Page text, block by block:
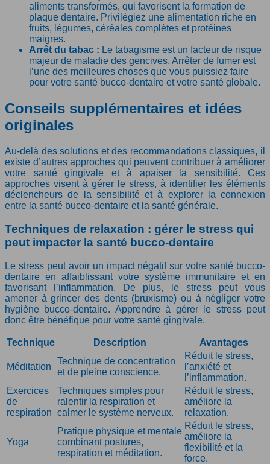
aliments transformés, qui favorisent la formation de
plaque dentaire. Privilégiez une alimentation riche en
fruits, légumes, céréales complètes et protéines
maigres.
Arrêt du tabac : Le tabagisme est un facteur de risque
majeur de maladie des gencives. Arrêter de fumer est
l’une des meilleures choses que vous puissiez faire
pour votre santé bucco-dentaire et votre santé globale.
Conseils supplémentaires et idées
originales
Au-delà des solutions et des recommandations classiques, il
existe d’autres approches qui peuvent contribuer à améliorer
votre santé gingivale et à apaiser la sensibilité. Ces
approches visent à gérer le stress, à identifier les éléments
déclencheurs de la sensibilité et à explorer la connexion
entre la santé bucco-dentaire et la santé générale.
Techniques de relaxation : gérer le stress qui
peut impacter la santé bucco-dentaire
Le stress peut avoir un impact négatif sur votre santé bucco-
dentaire en affaiblissant votre système immunitaire et en
favorisant l’inflammation. De plus, le stress peut vous
amener à grincer des dents (bruxisme) ou à négliger votre
hygiène bucco-dentaire. Apprendre à gérer le stress peut
donc être bénéfique pour votre santé gingivale.
Technique Description Avantages
Méditation
Technique de concentration
et de pleine conscience.
Réduit le stress,
l’anxiété et
l’inflammation.
Exercices
de
respiration
Techniques simples pour
ralentir la respiration et
calmer le système nerveux.
Réduit le stress,
améliore la
relaxation.
Yoga
Pratique physique et mentale
combinant postures,
respiration et méditation.
Réduit le stress,
améliore la
flexibilité et la
force.